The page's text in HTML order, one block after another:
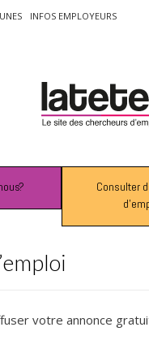
INFOS EMPLOYEURS
Consulter
votre annonce